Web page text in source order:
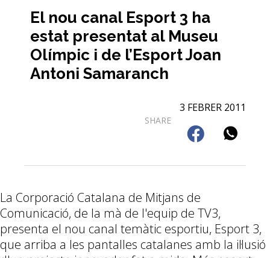
El nou canal Esport 3 ha
estat presentat al Museu
Olímpic i de l’Esport Joan
Antoni Samaranch
3 FEBRER 2011
SHARE
La Corporació Catalana de Mitjans de
Comunicació, de la mà de l'equip de TV3,
presenta el nou canal temàtic esportiu, Esport 3,
que arriba a les pantalles catalanes amb la il·lusió